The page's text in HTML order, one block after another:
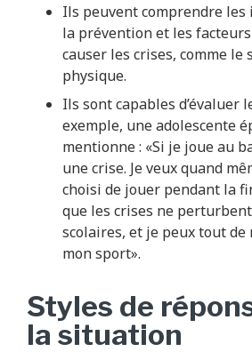
Ils peuvent comprendre les
la prévention et les
causer les crises, comme le
physique.
Ils sont capables d’évaluer
exemple, une adolescente
mentionne : «Si je joue au
une crise. Je veux quand
choisi de jouer pendant la
que les crises ne
scolaires, et je peux tout
mon sport».
Styles de
la situation